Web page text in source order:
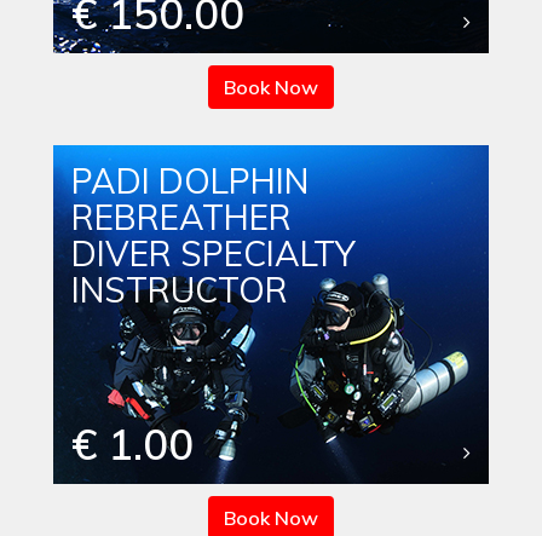
€ 150.00
Book Now
PADI DOLPHIN
REBREATHER
DIVER SPECIALTY
INSTRUCTOR
€ 1.00
Book Now